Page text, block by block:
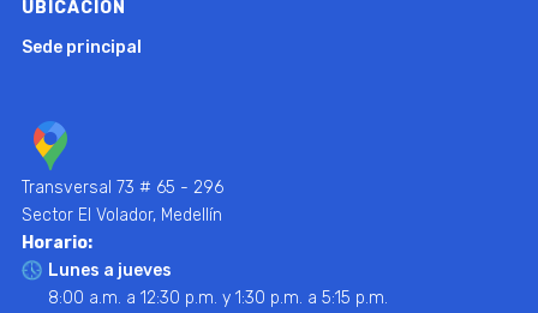
UBICACIÓN
Sede principal
Transversal 73 # 65 - 296
Sector El Volador, Medellín
Horario:
Lunes a jueves
8:00 a.m. a 12:30 p.m. y 1:30 p.m. a 5:15 p.m.